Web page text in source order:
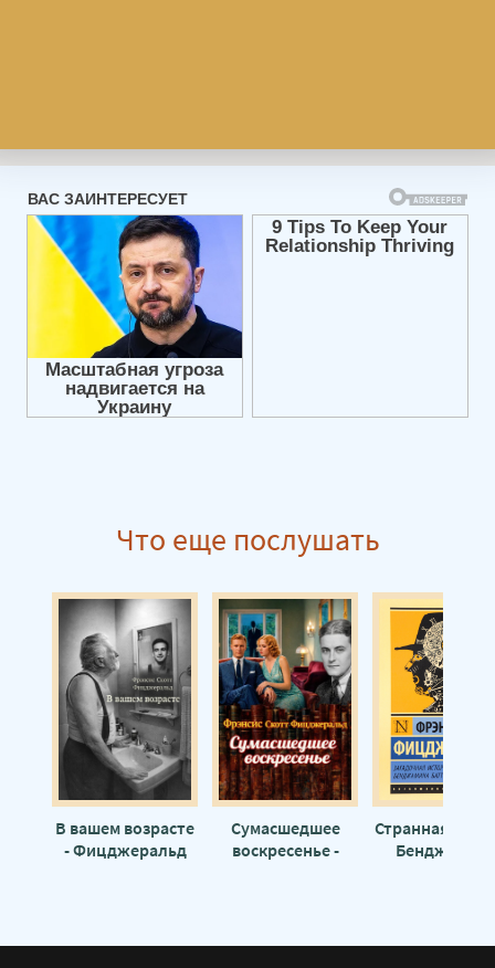
Что еще послушать
В вашем возрасте
- Фицджеральд
Сумасшедшее
воскресенье -
Странная
Бенджамина